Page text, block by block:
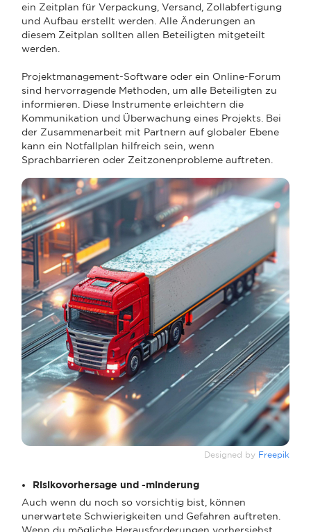
ein Zeitplan für Verpackung, Versand, Zollabfertigung
und Aufbau erstellt werden. Alle Änderungen an
diesem Zeitplan sollten allen Beteiligten mitgeteilt
werden.
Projektmanagement-Software oder ein Online-Forum
sind hervorragende Methoden, um alle Beteiligten zu
informieren. Diese Instrumente erleichtern die
Kommunikation und Überwachung eines Projekts. Bei
der Zusammenarbeit mit Partnern auf globaler Ebene
kann ein Notfallplan hilfreich sein, wenn
Sprachbarrieren oder Zeitzonenprobleme auftreten.
Designed by Freepik
Risikovorhersage und -minderung
Auch wenn du noch so vorsichtig bist, können
unerwartete Schwierigkeiten und Gefahren auftreten.